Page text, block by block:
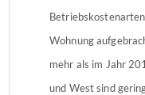
Wohnung
mehr als im Jahr
und West sind